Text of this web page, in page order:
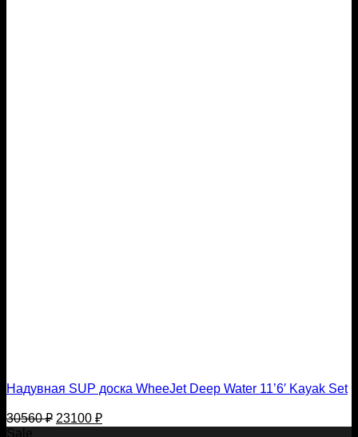
Надувная SUP доска WheeJet Deep Water 11’6′ Kayak Set
30560₽ Первоначальная
цена
23100 ₽Текущая
цена:
Sale